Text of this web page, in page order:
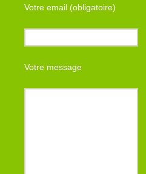
Votre email (obligatoire)
Votre message